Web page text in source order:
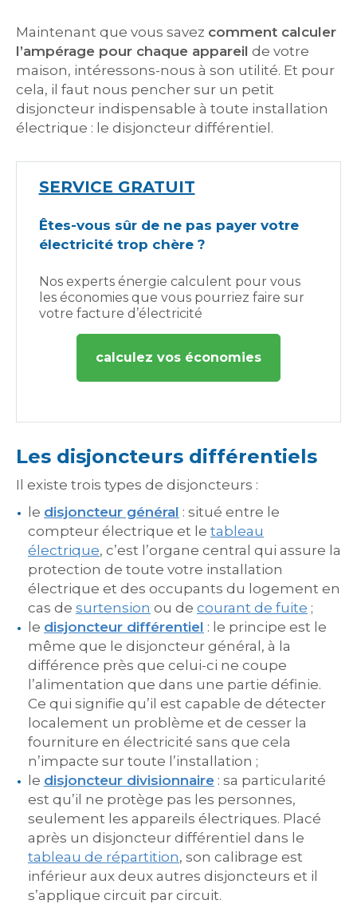
Maintenant que vous savez comment calculer
l’ampérage pour chaque appareil de votre
maison, intéressons-nous à son utilité. Et pour
cela, il faut nous pencher sur un petit
disjoncteur indispensable à toute installation
électrique : le disjoncteur différentiel.
SERVICE GRATUIT
Êtes-vous sûr de ne pas payer votre
électricité trop chère ?
Nos experts énergie calculent pour vous
les économies que vous pourriez faire sur
votre facture d’électricité
calculez vos économies
Les disjoncteurs différentiels
Il existe trois types de disjoncteurs :
le disjoncteur général : situé entre le
compteur électrique et le tableau
électrique, c’est l’organe central qui assure la
protection de toute votre installation
électrique et des occupants du logement en
cas de surtension ou de courant de fuite ;
le disjoncteur différentiel : le principe est le
même que le disjoncteur général, à la
différence près que celui-ci ne coupe
l’alimentation que dans une partie définie.
Ce qui signifie qu’il est capable de détecter
localement un problème et de cesser la
fourniture en électricité sans que cela
n’impacte sur toute l’installation ;
le disjoncteur divisionnaire : sa particularité
est qu’il ne protège pas les personnes,
seulement les appareils électriques. Placé
après un disjoncteur différentiel dans le
tableau de répartition, son calibrage est
inférieur aux deux autres disjoncteurs et il
s’applique circuit par circuit.